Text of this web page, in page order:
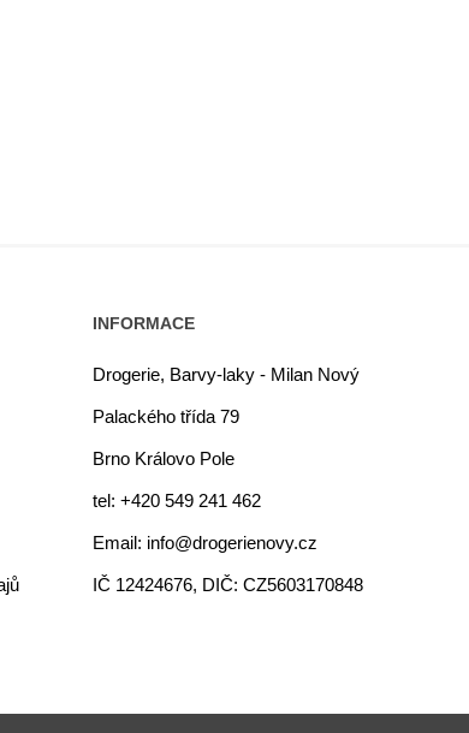
INFORMACE
Drogerie, Barvy-laky - Milan Nový
Palackého třída 79
Brno Královo Pole
tel: +420 549 241 462
Email: info@drogerienovy.cz
IČ 12424676, DIČ: CZ5603170848